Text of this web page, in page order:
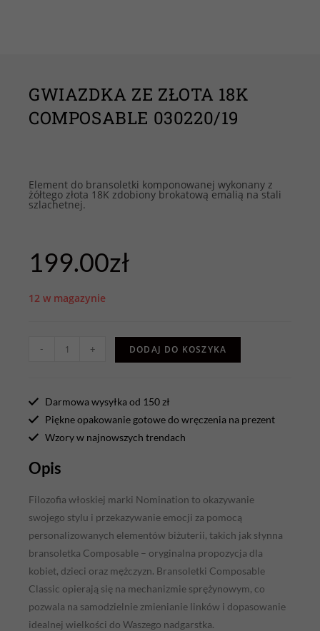
GWIAZDKA ZE ZŁOTA 18K
COMPOSABLE 030220/19
Element do bransoletki komponowanej wykonany z
żółtego złota 18K zdobiony brokatową emalią na stali
szlachetnej.
199.00zł
12 w magazynie
- + DODAJ DO KOSZYKA
Darmowa wysyłka od 150 zł
Piękne opakowanie gotowe do wręczenia na prezent
Wzory w najnowszych trendach
Opis
Filozofia włoskiej marki Nomination to okazywanie
swojego stylu i przekazywanie emocji za pomocą
personalizowanych elementów biżuterii, takich jak słynna
bransoletka Composable – oryginalna propozycja dla
kobiet, dzieci oraz mężczyzn. Bransoletki Composable
Classic opierają się na mechanizmie sprężynowym, co
pozwala na samodzielnie zmienianie linków i dopasowanie
idealnej wielkości do Waszego nadgarstka.